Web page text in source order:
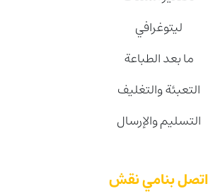
ليتوغرافي
ما بعد الطباعة
التعبئة والتغليف
التسليم والإرسال
اتصل بنامي نقش